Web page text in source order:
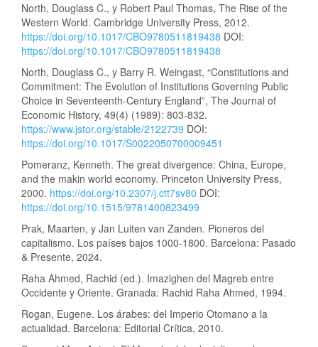
North, Douglass C., y Robert Paul Thomas, The Rise of the
Western World. Cambridge University Press, 2012.
https://doi.org/10.1017/CBO9780511819438 DOI:
https://doi.org/10.1017/CBO9780511819438
North, Douglass C., y Barry R. Weingast, “Constitutions and
Commitment: The Evolution of Institutions Governing Public
Choice in Seventeenth-Century England”, The Journal of
Economic History, 49(4) (1989): 803-832.
https://www.jstor.org/stable/2122739 DOI:
https://doi.org/10.1017/S0022050700009451
Pomeranz, Kenneth. The great divergence: China, Europe,
and the makin world economy. Princeton University Press,
2000. https://doi.org/10.2307/j.ctt7sv80 DOI:
https://doi.org/10.1515/9781400823499
Prak, Maarten, y Jan Luiten van Zanden. Pioneros del
capitalismo. Los países bajos 1000-1800. Barcelona: Pasado
& Presente, 2024.
Raha Ahmed, Rachid (ed.). Imazighen del Magreb entre
Occidente y Oriente. Granada: Rachid Raha Ahmed, 1994.
Rogan, Eugene. Los árabes: del Imperio Otomano a la
actualidad. Barcelona: Editorial Crítica, 2010.